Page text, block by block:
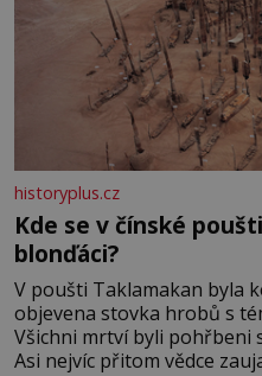
historyplus.cz
Kde se v čínské
blonďáci?
V poušti Taklamakan byla
objevena stovka hrobů s
Všichni mrtví byli pohřbeni
Asi nejvíc přitom vědce